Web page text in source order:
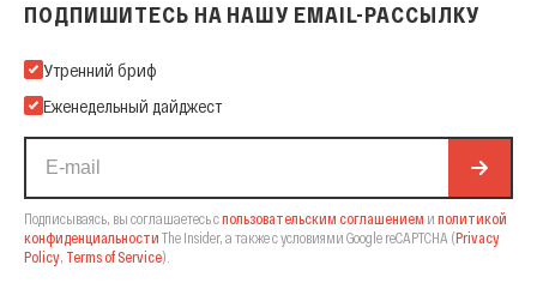
ПОДПИШИТЕСЬ НА НАШУ EMAIL-РАССЫЛКУ
Подпишитесь на нашу Email-рассылку
Утренний бриф
Еженедельный дайджест
Подписываясь, вы соглашаетесь спользовательским соглашением и политикой
конфиденциальности The Insider, а также с условиями Google reCAPTCHA (Privacy
Policy, Terms of Service).